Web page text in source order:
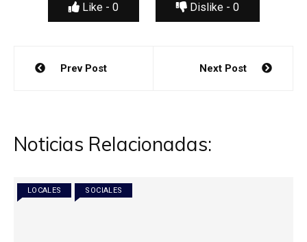
Like - 0 Dislike - 0
Navegación
Prev Post Next Post
Noticias Relacionadas:
LOCALES SOCIALES